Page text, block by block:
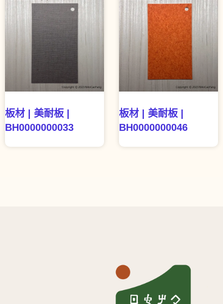
板材 | 美耐板 |
BH0000000033
板材 | 美耐板 |
BH0000000046